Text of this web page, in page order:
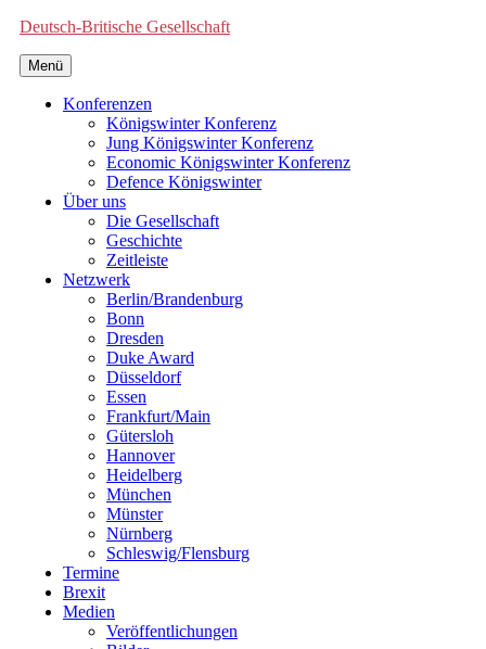
Deutsch-Britische Gesellschaft
Menü
Konferenzen
Königswinter Konferenz
Jung Königswinter Konferenz
Economic Königswinter Konferenz
Defence Königswinter
Über uns
Die Gesellschaft
Geschichte
Zeitleiste
Netzwerk
Berlin/Brandenburg
Bonn
Dresden
Duke Award
Düsseldorf
Essen
Frankfurt/Main
Gütersloh
Hannover
Heidelberg
München
Münster
Nürnberg
Schleswig/Flensburg
Termine
Brexit
Medien
Veröffentlichungen